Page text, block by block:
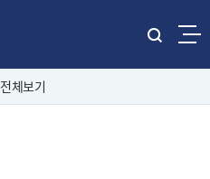
통
전체보기